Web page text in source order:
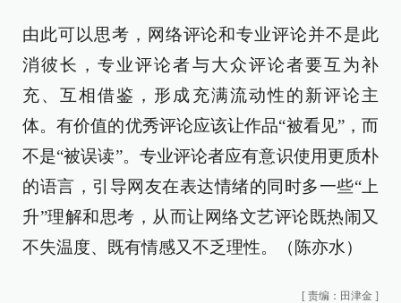
由此可以思考，网络评论和专业评论并不是此
消彼长，专业评论者与大众评论者要互为补
充、互相借鉴，形成充满流动性的新评论主
体。有价值的优秀评论应该让作品“被看见”，而
不是“被误读”。专业评论者应有意识使用更质朴
的语言，引导网友在表达情绪的同时多一些“上
升”理解和思考，从而让网络文艺评论既热闹又
不失温度、既有情感又不乏理性。（陈亦水）
[ 责编：田津金 ]